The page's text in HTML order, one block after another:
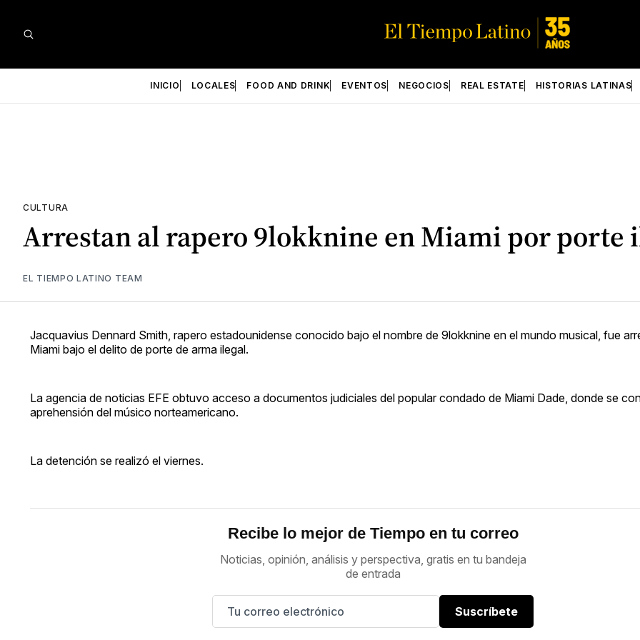
INICIO LOCALES FOOD AND DRINK EVENTOS NEGOCIOS REAL ESTATE HISTORIAS LATINAS
CULTURA
Arrestan al rapero 9lokknine en Miami por porte
EL TIEMPO LATINO TEAM
Jacquavius Dennard Smith, rapero estadounidense conocido bajo el nombre de 9lokknine en el mundo musical, fue
Miami bajo el delito de porte de arma ilegal.
La agencia de noticias EFE obtuvo acceso a documentos judiciales del popular condado de Miami Dade, donde se
aprehensión del músico norteamericano.
La detención se realizó el viernes.
Recibe lo mejor de Tiempo en tu correo
Noticias, opinión, análisis y perspectiva, gratis en tu bandeja
de entrada
Suscríbete